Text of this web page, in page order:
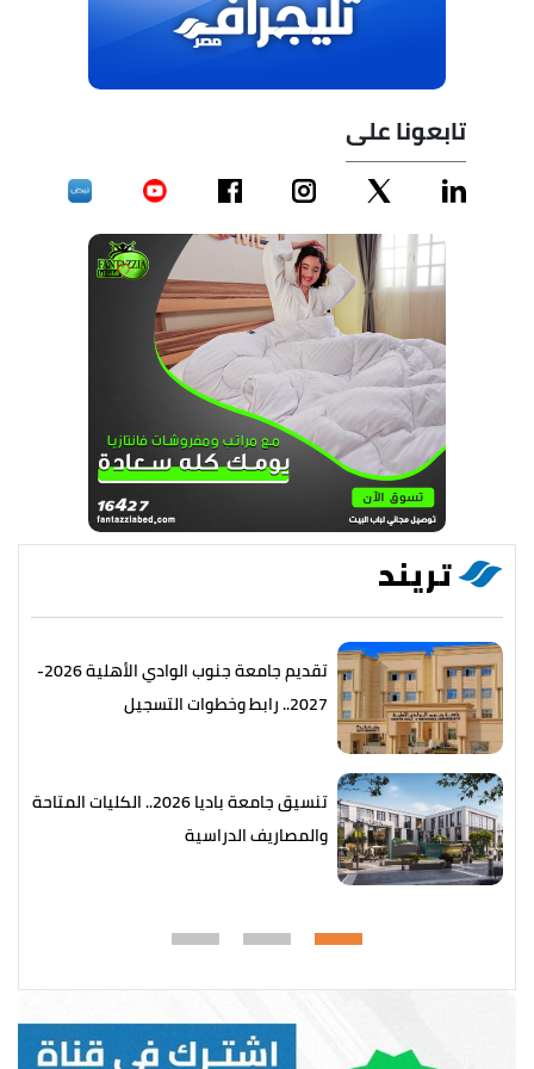
تابعونا على
تريند
تقديم جامعة جنوب الوادي الأهلية 2026-
2027.. رابط وخطوات التسجيل
تنسيق جامعة باديا 2026.. الكليات المتاحة
والمصاريف الدراسية